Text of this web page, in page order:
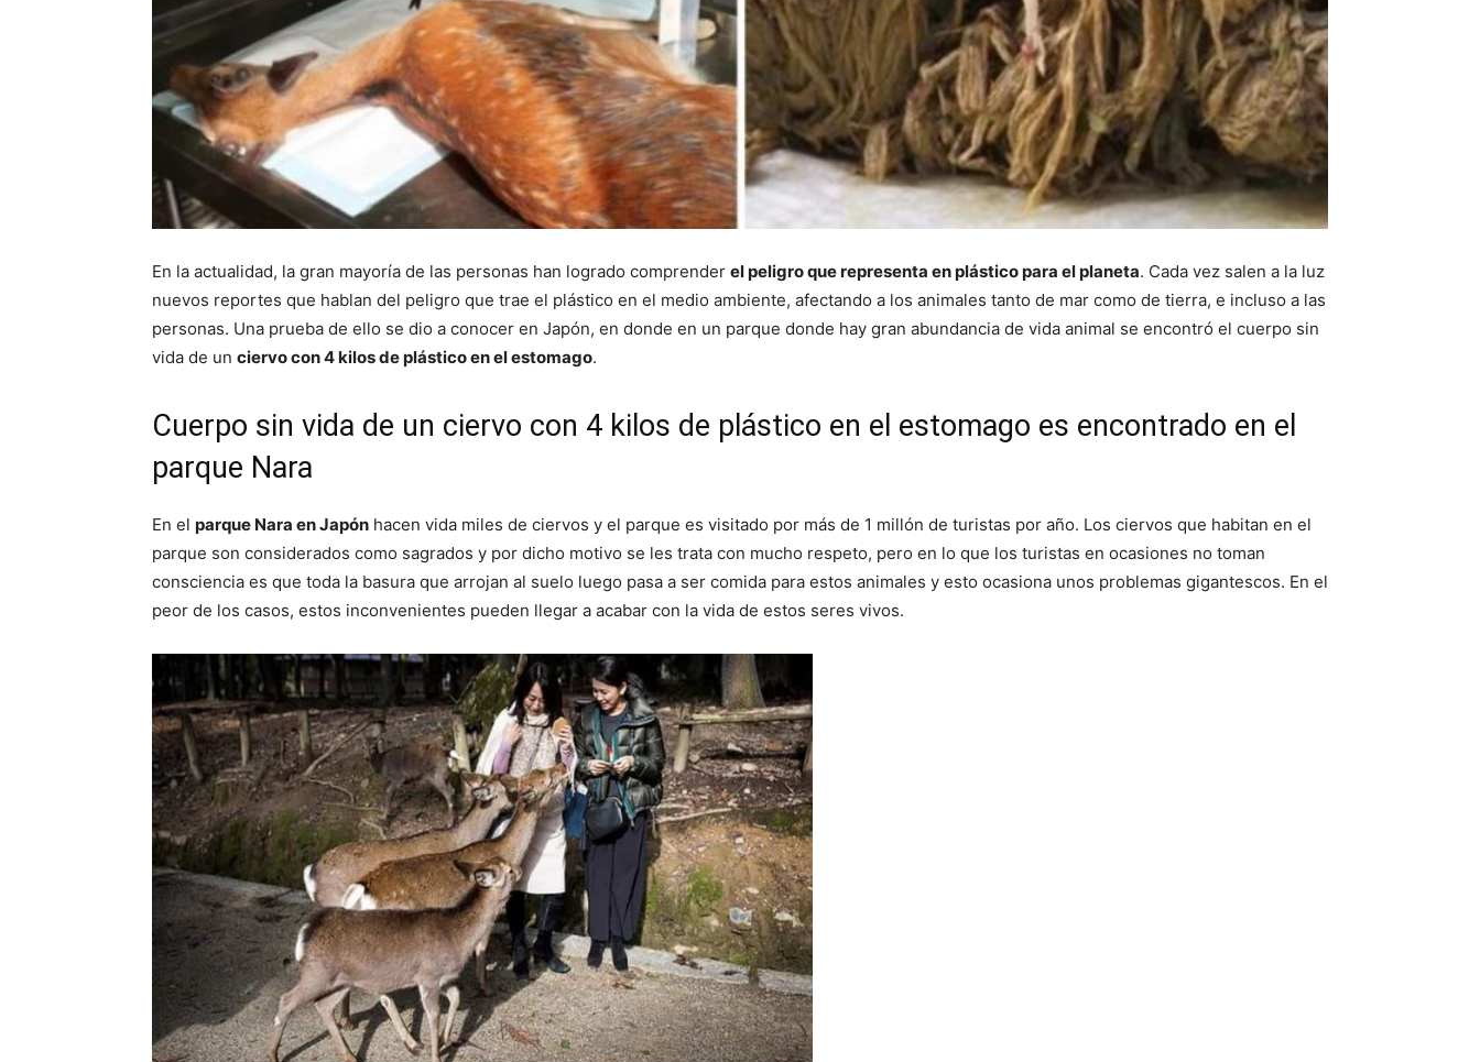
En la actualidad, la gran mayoría de las personas han logrado comprender el peligro que representa en plástico para el planeta. Cada vez salen a la luz
nuevos reportes que hablan del peligro que trae el plástico en el medio ambiente, afectando a los animales tanto de mar como de tierra, e incluso a las
personas. Una prueba de ello se dio a conocer en Japón, en donde en un parque donde hay gran abundancia de vida animal se encontró el cuerpo sin
vida de un ciervo con 4 kilos de plástico en el estomago.
Cuerpo sin vida de un ciervo con 4 kilos de plástico en el estomago es encontrado en el
parque Nara
En el parque Nara en Japón hacen vida miles de ciervos y el parque es visitado por más de 1 millón de turistas por año. Los ciervos que habitan en el
parque son considerados como sagrados y por dicho motivo se les trata con mucho respeto, pero en lo que los turistas en ocasiones no toman
consciencia es que toda la basura que arrojan al suelo luego pasa a ser comida para estos animales y esto ocasiona unos problemas gigantescos. En el
peor de los casos, estos inconvenientes pueden llegar a acabar con la vida de estos seres vivos.